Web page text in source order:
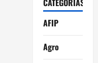
AFIP
Agro